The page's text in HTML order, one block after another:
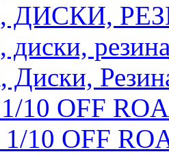
ДИСКИ,
диски,
Диски,
10 OFF
1/10 OFF